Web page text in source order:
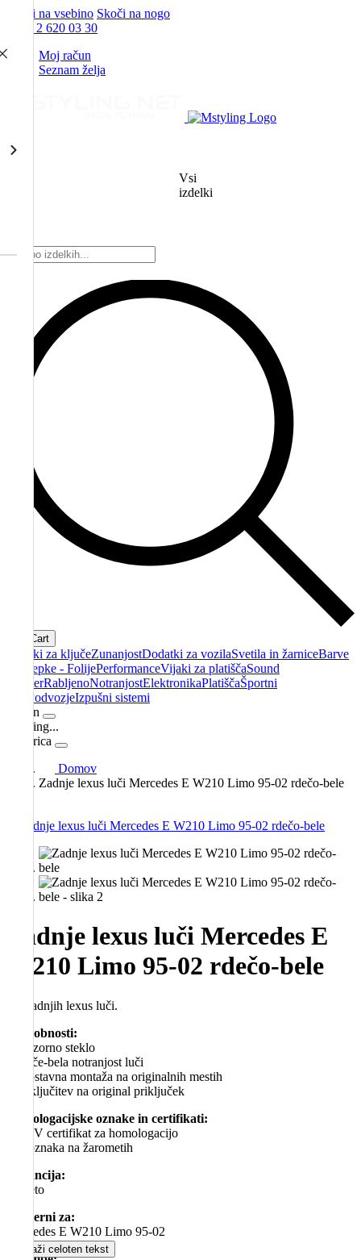
Skoči na vsebino Skoči na nogo
+386 2 620 03 30
Moj račun
Seznam želja
Vsi
izdelki
Products
search
Cart
Obeski za ključeZunanjostDodatki za vozilaSvetila in žarniceBarve
- Nalepke - FolijePerformanceVijaki za platiščaSound
boosterRabljenoNotranjostElektronikaPlatiščaŠportni
PodvozjeIzpušni sistemi
Račun
Loading...
Košarica
Domov
Zadnje lexus luči Mercedes E W210 Limo 95-02 rdečo-bele
Zadnje lexus luči Mercedes E
W210 Limo 95-02 rdečo-bele
Set zadnjih lexus luči.
Podrobnosti:
– prozorno steklo
– rdeče-bela notranjost luči
– enostavna montaža na originalnih mestih
– priključitev na original priključek
Homologacijske oznake in certifikati:
– TÜV certifikat za homologacijo
– E-oznaka na žarometih
Garancija:
– 1 leto
Primerni za:
Mercedes E W210 Limo 95-02
Prikaži celoten tekst